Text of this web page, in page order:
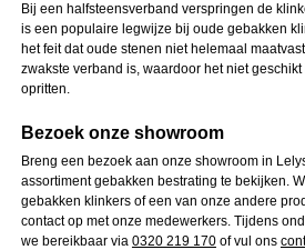
Bij een halfsteensverband verspringen de
is een populaire legwijze bij oude gebakken
het feit dat oude stenen niet helemaal
zwakste verband is, waardoor het niet
opritten.
Bezoek onze showroom
Breng een bezoek aan onze showroom in
assortiment gebakken bestrating te bekijken.
gebakken klinkers of een van onze andere
contact op met onze medewerkers. Tijdens
we bereikbaar via 0320 219 170of vul ons